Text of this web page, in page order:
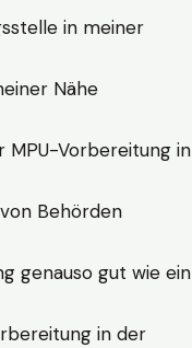
in meiner
Nähe
MPU-Vorbereitung in
Behörden
genauso gut wie ein
in der